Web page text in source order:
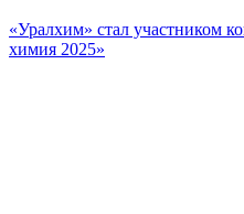
«Уралхим» стал участником
химия 2025»